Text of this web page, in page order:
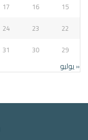
15
16
17
22
23
24
29
30
31
« يوليو